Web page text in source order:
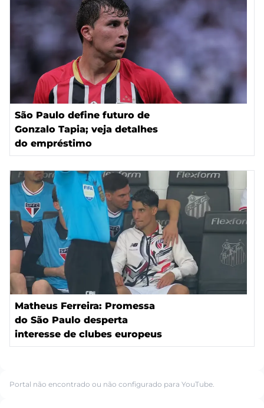
São Paulo define futuro de
Gonzalo Tapia; veja detalhes
do empréstimo
Matheus Ferreira: Promessa
do São Paulo desperta
interesse de clubes europeus
Portal não encontrado ou não configurado para YouTube.